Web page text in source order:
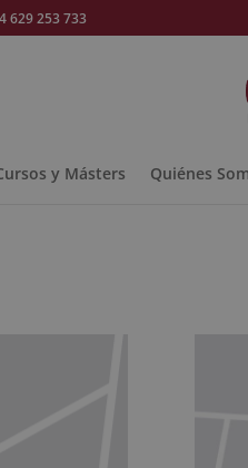
629 253 733
y Másters Quiénes